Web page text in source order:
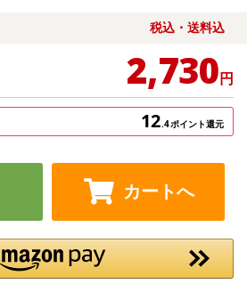
税込・送料込
2,730円
12.4ポイント還元
カートへ